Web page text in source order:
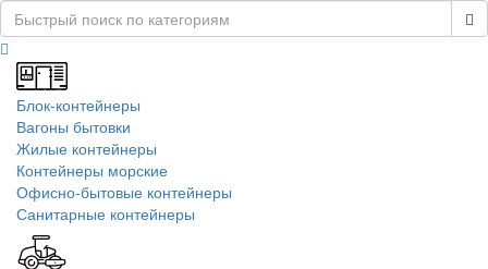
Блок-контейнеры
Вагоны бытовки
Жилые контейнеры
Контейнеры морские
Офисно-бытовые контейнеры
Санитарные контейнеры